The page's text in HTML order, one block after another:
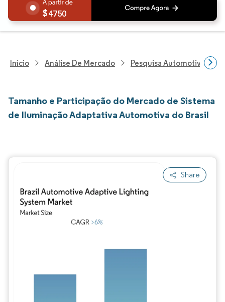
4750
Início Análise De Mercado Pesquisa Automotiva
Tamanho e Participação do Mercado de Sistema
de Iluminação Adaptativa Automotiva do Brasil
Share